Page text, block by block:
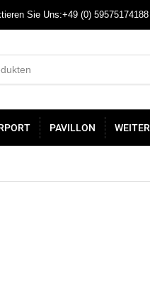
Sie Uns:+49 (0)
PAVILLON